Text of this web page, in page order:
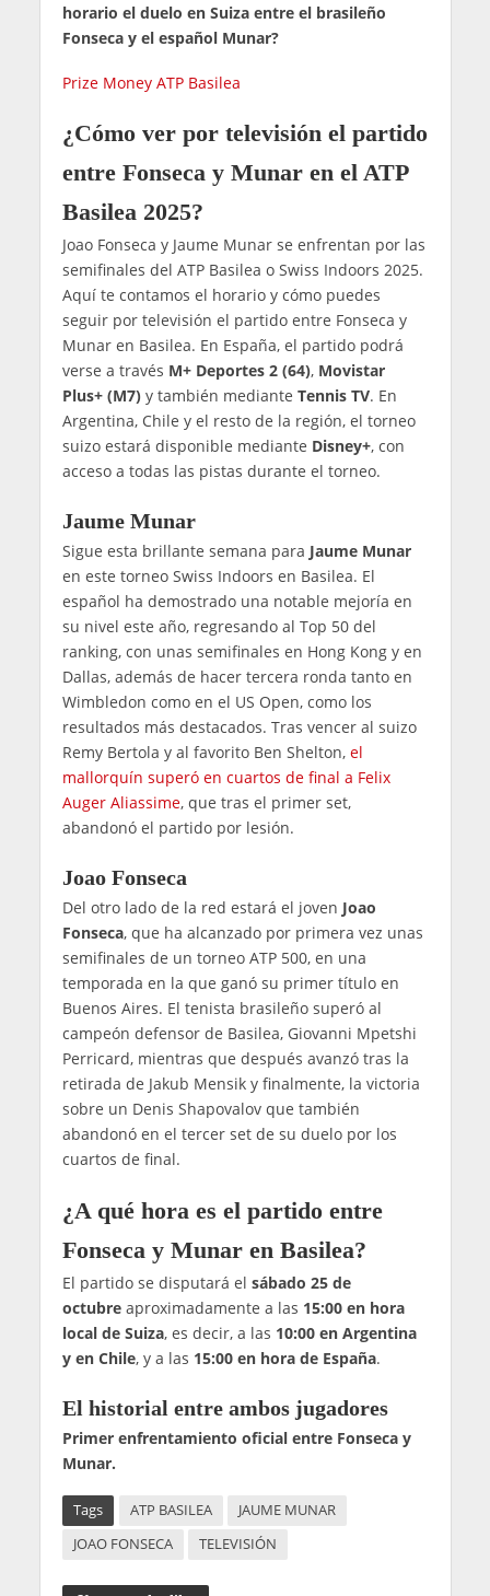
horario el duelo en Suiza entre el brasileño
Fonseca y el español Munar?
Prize Money ATP Basilea
¿Cómo ver por televisión el partido
entre Fonseca y Munar en el ATP
Basilea 2025?
Joao Fonseca y Jaume Munar se enfrentan por las
semifinales del ATP Basilea o Swiss Indoors 2025.
Aquí te contamos el horario y cómo puedes
seguir por televisión el partido entre Fonseca y
Munar en Basilea. En España, el partido podrá
verse a través M+ Deportes 2 (64),Movistar
Plus+ (M7)y también mediante Tennis TV. En
Argentina, Chile y el resto de la región, el torneo
suizo estará disponible mediante Disney+, con
acceso a todas las pistas durante el torneo.
Jaume Munar
Sigue esta brillante semana para Jaume Munar
en este torneo Swiss Indoors en Basilea. El
español ha demostrado una notable mejoría en
su nivel este año, regresando al Top 50 del
ranking, con unas semifinales en Hong Kong y en
Dallas, además de hacer tercera ronda tanto en
Wimbledon como en el US Open, como los
resultados más destacados. Tras vencer al suizo
Remy Bertola y al favorito Ben Shelton, el
mallorquín superó en cuartos de final a Felix
Auger Aliassime, que tras el primer set,
abandonó el partido por lesión.
Joao Fonseca
Del otro lado de la red estará el joven Joao
Fonseca, que ha alcanzado por primera vez unas
semifinales de un torneo ATP 500, en una
temporada en la que ganó su primer título en
Buenos Aires. El tenista brasileño superó al
campeón defensor de Basilea, Giovanni Mpetshi
Perricard, mientras que después avanzó tras la
retirada de Jakub Mensik y finalmente, la victoria
sobre un Denis Shapovalov que también
abandonó en el tercer set de su duelo por los
cuartos de final.
¿A qué hora es el partido entre
Fonseca y Munar en Basilea?
El partido se disputará el sábado 25 de
octubreaproximadamente a las 15:00 en hora
local de Suiza, es decir, a las 10:00 en Argentina
y en Chile, y a las 15:00 en hora de España.
El historial entre ambos jugadores
Primer enfrentamiento oficial entre Fonseca y
Munar.
Tags ATP BASILEA
JAUME MUNAR
JOAO FONSECA
TELEVISIÓN